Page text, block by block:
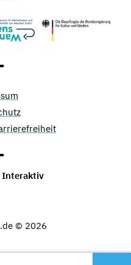
Interaktiv
© 2026